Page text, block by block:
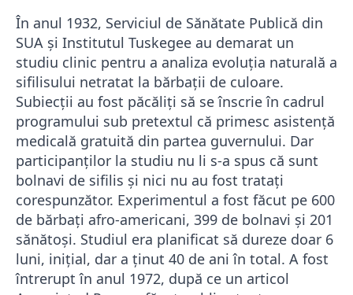
În anul 1932, Serviciul de Sănătate Publică din
SUA și Institutul Tuskegee au demarat un
studiu clinic pentru a analiza evoluţia naturală a
sifilisului netratat la bărbaţii de culoare.
Subiecţii au fost păcăliți să se înscrie în cadrul
programului sub pretextul că primesc asistenţă
medicală gratuită din partea guvernului. Dar
participanţilor la studiu nu li s-a spus că sunt
bolnavi de sifilis și nici nu au fost trataţi
corespunzător. Experimentul a fost făcut pe 600
de bărbaţi afro-americani, 399 de bolnavi şi 201
sănătoşi. Studiul era planificat să dureze doar 6
luni, inițial, dar a ţinut 40 de ani în total. A fost
întrerupt în anul 1972, după ce un articol